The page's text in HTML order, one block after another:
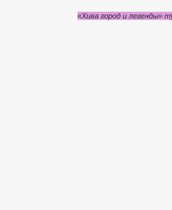
«Хива город и легенды»